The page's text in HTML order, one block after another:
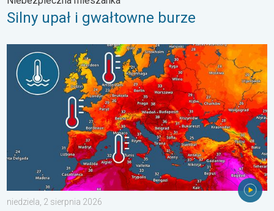
Silny upał i gwałtowne burze
Europejskie morza są nadzwyczaj ciepłe. Do blisko 30
niedziela, 2 sierpnia 2026